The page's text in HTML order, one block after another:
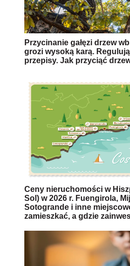
Przycinanie gałęzi drzew
grozi wysoką karą.
przepisy. Jak przyciąć
Ceny nieruchomości w
Sol) w 2026 r. Fuengirola,
Sotogrande i inne
zamieszkać, a gdzie